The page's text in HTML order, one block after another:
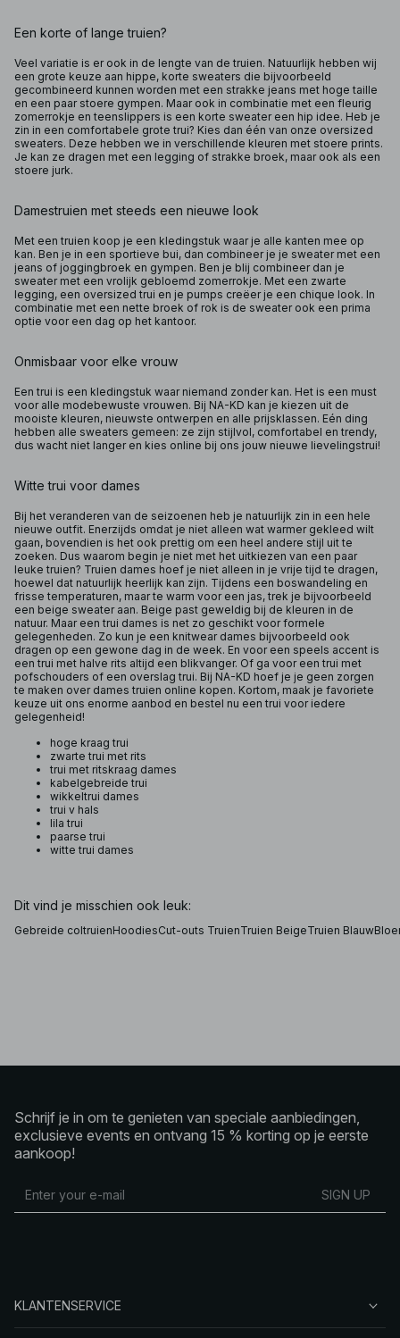
Een korte of lange truien?
Veel variatie is er ook in de lengte van de truien. Natuurlijk hebben wij
een grote keuze aan hippe, korte sweaters die bijvoorbeeld
gecombineerd kunnen worden met een strakke jeans met hoge taille
en een paar stoere gympen. Maar ook in combinatie met een fleurig
zomerrokje en teenslippers is een korte sweater een hip idee. Heb je
zin in een comfortabele grote trui? Kies dan één van onze oversized
sweaters. Deze hebben we in verschillende kleuren met stoere prints.
Je kan ze dragen met een legging of strakke broek, maar ook als een
stoere jurk.
Damestruien met steeds een nieuwe look
Met een truien koop je een kledingstuk waar je alle kanten mee op
kan. Ben je in een sportieve bui, dan combineer je je sweater met een
jeans of joggingbroek en gympen. Ben je blij combineer dan je
sweater met een vrolijk gebloemd zomerrokje. Met een zwarte
legging, een oversized trui en je pumps creëer je een chique look. In
combinatie met een nette broek of rok is de sweater ook een prima
optie voor een dag op het kantoor.
Onmisbaar voor elke vrouw
Een trui is een kledingstuk waar niemand zonder kan. Het is een must
voor alle modebewuste vrouwen. Bij NA-KD kan je kiezen uit de
mooiste kleuren, nieuwste ontwerpen en alle prijsklassen. Eén ding
hebben alle sweaters gemeen: ze zijn stijlvol, comfortabel en trendy,
dus wacht niet langer en kies online bij ons jouw nieuwe lievelingstrui!
Witte trui voor dames
Bij het veranderen van de seizoenen heb je natuurlijk zin in een hele
nieuwe outfit. Enerzijds omdat je niet alleen wat warmer gekleed wilt
gaan, bovendien is het ook prettig om een heel andere stijl uit te
zoeken. Dus waarom begin je niet met het uitkiezen van een paar
leuke truien? Truien dames hoef je niet alleen in je vrije tijd te dragen,
hoewel dat natuurlijk heerlijk kan zijn. Tijdens een boswandeling en
frisse temperaturen, maar te warm voor een jas, trek je bijvoorbeeld
een beige sweater aan. Beige past geweldig bij de kleuren in de
natuur. Maar een trui dames is net zo geschikt voor formele
gelegenheden. Zo kun je een knitwear dames bijvoorbeeld ook
dragen op een gewone dag in de week. En voor een speels accent is
een trui met halve rits altijd een blikvanger. Of ga voor een trui met
pofschouders of een overslag trui. Bij NA-KD hoef je je geen zorgen
te maken over dames truien online kopen. Kortom, maak je favoriete
keuze uit ons enorme aanbod en bestel nu een trui voor iedere
gelegenheid!
hoge kraag trui
zwarte trui met rits
trui met ritskraag dames
kabelgebreide trui
wikkeltrui dames
trui v hals
lila trui
paarse trui
witte trui dames
Dit vind je misschien ook leuk:
Gebreide coltruienHoodiesCut-outs TruienTruien BeigeTruien Blauw
Schrijf je in om te genieten van speciale aanbiedingen,
exclusieve events en ontvang 15 % korting op je eerste
aankoop!
SIGN UP
KLANTENSERVICE